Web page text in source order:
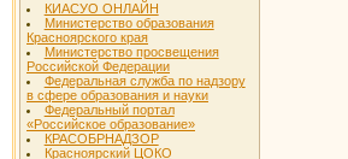
КИАСУО ОНЛАЙН
Министерство образования
Красноярского края
Министерство просвещения
Российской Федерации
Федеральная служба по надзору
в сфере образования и науки
Федеральный портал
«Российское образование»
КРАСОБРНАДЗОР
Красноярский ЦОКО